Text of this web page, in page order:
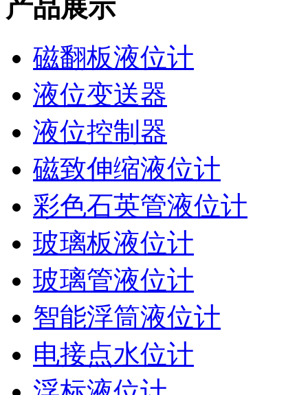
产品展示
磁翻板液位计
液位变送器
液位控制器
磁致伸缩液位计
彩色石英管液位计
玻璃板液位计
玻璃管液位计
智能浮筒液位计
电接点水位计